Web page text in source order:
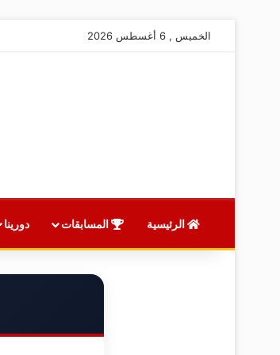
الخميس , 6 أغسطس 2026
الرئيسية المسابقات دورينا